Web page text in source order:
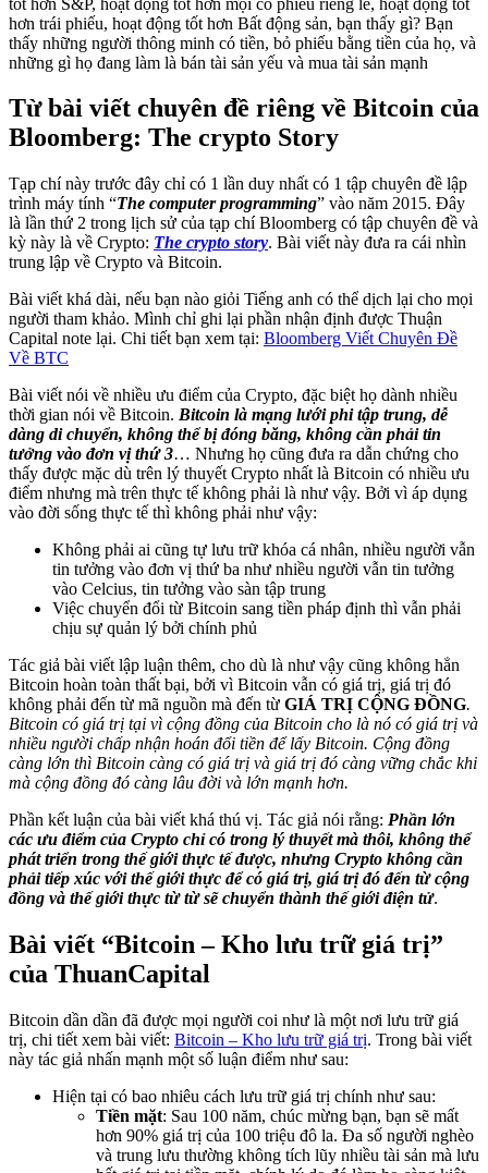
hơn trái phiếu, hoạt động tốt hơn Bất động sản, bạn thấy gì? Bạn
thấy những người thông minh có tiền, bỏ phiếu bằng tiền của họ, và
những gì họ đang làm là bán tài sản yếu và mua tài sản mạnh
Từ bài viết chuyên đề riêng về Bitcoin của
Bloomberg: The crypto Story
Tạp chí này trước đây chỉ có 1 lần duy nhất có 1 tập chuyên đề lập
trình máy tính “The computer programming” vào năm 2015. Đây
là lần thứ 2 trong lịch sử của tạp chí Bloomberg có tập chuyên đề và
kỳ này là về Crypto: The crypto story. Bài viết này đưa ra cái nhìn
trung lập về Crypto và Bitcoin.
Bài viết khá dài, nếu bạn nào giỏi Tiếng anh có thể dịch lại cho mọi
người tham khảo. Mình chỉ ghi lại phần nhận định được Thuận
Capital note lại. Chi tiết bạn xem tại: Bloomberg Viết Chuyên Đề
Về BTC
Bài viết nói về nhiều ưu điểm của Crypto, đặc biệt họ dành nhiều
thời gian nói về Bitcoin. Bitcoin là mạng lưới phi tập trung, dễ
dàng di chuyển, không thể bị đóng băng, không cần phải tin
tưởng vào đơn vị thứ 3… Nhưng họ cũng đưa ra dẫn chứng cho
thấy được mặc dù trên lý thuyết Crypto nhất là Bitcoin có nhiều ưu
điểm nhưng mà trên thực tế không phải là như vậy. Bởi vì áp dụng
vào đời sống thực tế thì không phải như vậy:
Không phải ai cũng tự lưu trữ khóa cá nhân, nhiều người vẫn
tin tưởng vào đơn vị thứ ba như nhiều người vẫn tin tưởng
vào Celcius, tin tưởng vào sàn tập trung
Việc chuyển đổi từ Bitcoin sang tiền pháp định thì vẫn phải
chịu sự quản lý bởi chính phủ
Tác giả bài viết lập luận thêm, cho dù là như vậy cũng không hẳn
Bitcoin hoàn toàn thất bại, bởi vì Bitcoin vẫn có giá trị, giá trị đó
không phải đến từ mã nguồn mà đến từ GIÁ TRỊ CỘNG ĐỒNG.
Bitcoin có giá trị tại vì cộng đồng của Bitcoin cho là nó có giá trị và
nhiều người chấp nhận hoán đổi tiền để lấy Bitcoin. Cộng đồng
càng lớn thì Bitcoin càng có giá trị và giá trị đó càng vững chắc khi
mà cộng đồng đó càng lâu đời và lớn mạnh hơn.
Phần kết luận của bài viết khá thú vị. Tác giả nói rằng: Phần lớn
các ưu điểm của Crypto chỉ có trong lý thuyết mà thôi, không thể
phát triển trong thế giới thực tế được, nhưng Crypto không cần
phải tiếp xúc với thế giới thực để có giá trị, giá trị đó đến từ cộng
đồng và thế giới thực từ từ sẽ chuyển thành thế giới điện tử.
Bài viết “Bitcoin – Kho lưu trữ giá trị”
của ThuanCapital
Bitcoin dần dần đã được mọi người coi như là một nơi lưu trữ giá
trị, chi tiết xem bài viết: Bitcoin – Kho lưu trữ giá trị. Trong bài viết
này tác giả nhấn mạnh một số luận điểm như sau:
Hiện tại có bao nhiêu cách lưu trữ giá trị chính như sau:
Tiền mặt: Sau 100 năm, chúc mừng bạn, bạn sẽ mất
hơn 90% giá trị của 100 triệu đô la. Đa số người nghèo
và trung lưu thường không tích lũy nhiều tài sản mà lưu